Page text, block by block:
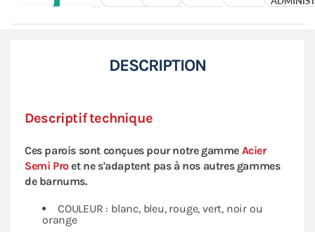
DESCRIPTION
Descriptif technique
Ces parois sont conçues pour notre gamme Acier
Semi Proet ne s'adaptent pas à nos autres gammes
de barnums.
COULEUR : blanc, bleu, rouge, vert, noir ou
orange